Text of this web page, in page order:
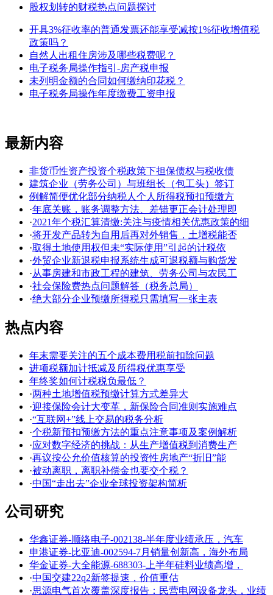
股权划转的财税热点问题探讨
开具3%征收率的普通发票还能享受减按1%征收增值税
政策吗？
自然人出租住房涉及哪些税费呢？
电子税务局操作指引-房产税申报
未列明金额的合同如何缴纳印花税？
电子税务局操作年度缴费工资申报
最新内容
非货币性资产投资个税政策下担保债权与税收债
建筑企业（劳务公司）与班组长（包工头）签订
例解简便优化部分纳税人个人所得税预扣预缴方
·年底关账，账务调整方法、差错更正会计处理即
·2021年个税汇算清缴:关注与疫情相关优惠政策的细
·将开发产品转为自用后再对外销售，土增税能否
·取得土地使用权但未“实际使用”引起的计税依
·外贸企业新退税申报系统生成可退税额与购货发
·从事房建和市政工程的建筑、劳务公司与农民工
·社会保险费热点问题解答（税务总局）
·绝大部分企业预缴所得税只需填写一张主表
热点内容
年末需要关注的五个成本费用税前扣除问题
进项税额加计抵减及所得税优惠享受
年终奖如何计税税负最低？
·两种土地增值税预缴计算方式差异大
·迎接保险会计大变革，新保险合同准则实施难点
·“互联网+”线上交易的税务分析
·个税新预扣预缴方法的重点注意事项及案例解析
·应对数字经济的挑战：从生产增值税到消费生产
·再议按公允价值核算的投资性房地产“折旧”能
·被动离职，离职补偿金也要交个税？
·中国“走出去”企业全球投资架构简析
公司研究
华鑫证券-顺络电子-002138-半年度业绩承压，汽车
申港证券-比亚迪-002594-7月销量创新高，海外布局
华金证券-大全能源-688303-上半年硅料业绩高增，
·中国交建22q2新签提速，价值重估
·思源电气首次覆盖深度报告：民营电网设备龙头，业绩